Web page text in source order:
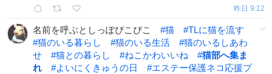
昨日 9:12
名前を呼ぶとしっぽぴこぴこ #猫 #TLに猫を流す
#猫のいる暮らし #猫のいる生活 #猫のいるしあわ
せ
#猫との暮らし #ねこかわいいね #猫部へ集ま
れ
#よいにくきゅうの日 #エステー保護ネコ応援プ